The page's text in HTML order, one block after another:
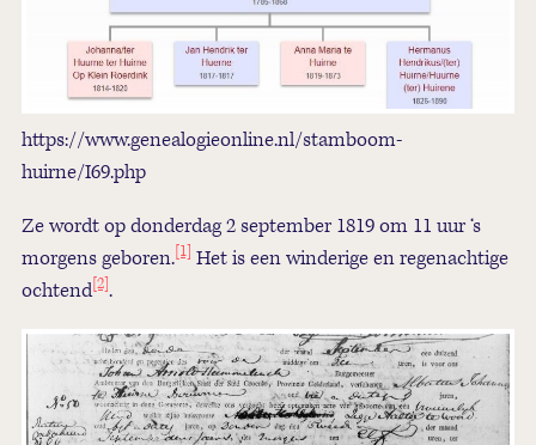
https://www.genealogieonline.nl/stamboom-
huirne/I69.php
Ze wordt op donderdag 2 september 1819 om 11 uur ‘s
morgens geboren.[1] Het is een winderige en regenachtige
ochtend[2].